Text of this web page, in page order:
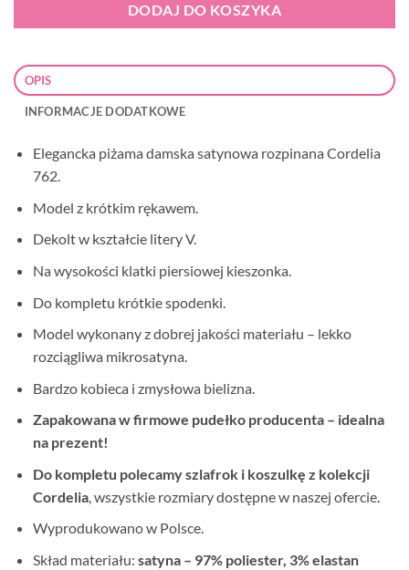
DODAJ DO KOSZYKA
OPIS
INFORMACJE DODATKOWE
Elegancka piżama damska satynowa rozpinana Cordelia
762.
Model z krótkim rękawem.
Dekolt w kształcie litery V.
Na wysokości klatki piersiowej kieszonka.
Do kompletu krótkie spodenki.
Model wykonany z dobrej jakości materiału – lekko
rozciągliwa mikrosatyna.
Bardzo kobieca i zmysłowa bielizna.
Zapakowana w firmowe pudełko producenta – idealna
na prezent!
Do kompletu polecamy szlafrok i koszulkę z kolekcji
Cordelia, wszystkie rozmiary dostępne w naszej ofercie.
Wyprodukowano w Polsce.
Skład materiału: satyna – 97% poliester, 3% elastan